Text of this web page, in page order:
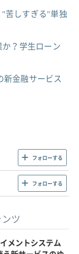
苦しすぎる"単独
？学生ローン
新金融サービス
フォローする
フォローする
ツ
メントシステム